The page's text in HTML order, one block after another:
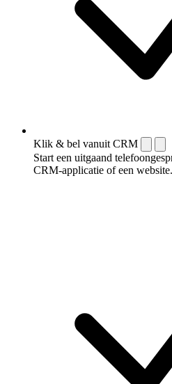
Klik & bel vanuit CRM
Start een uitgaand
CRM-applicatie of een website.